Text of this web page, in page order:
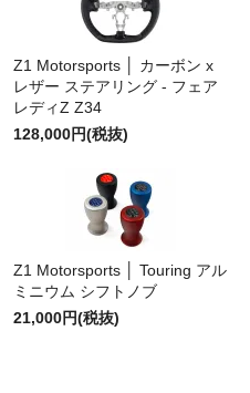
Z1 Motorsports │ カーボン x
レザー ステアリング - フェア
レディZ Z34
128,000円(税抜)
Z1 Motorsports │ Touring アル
ミニウム シフトノブ
21,000円(税抜)